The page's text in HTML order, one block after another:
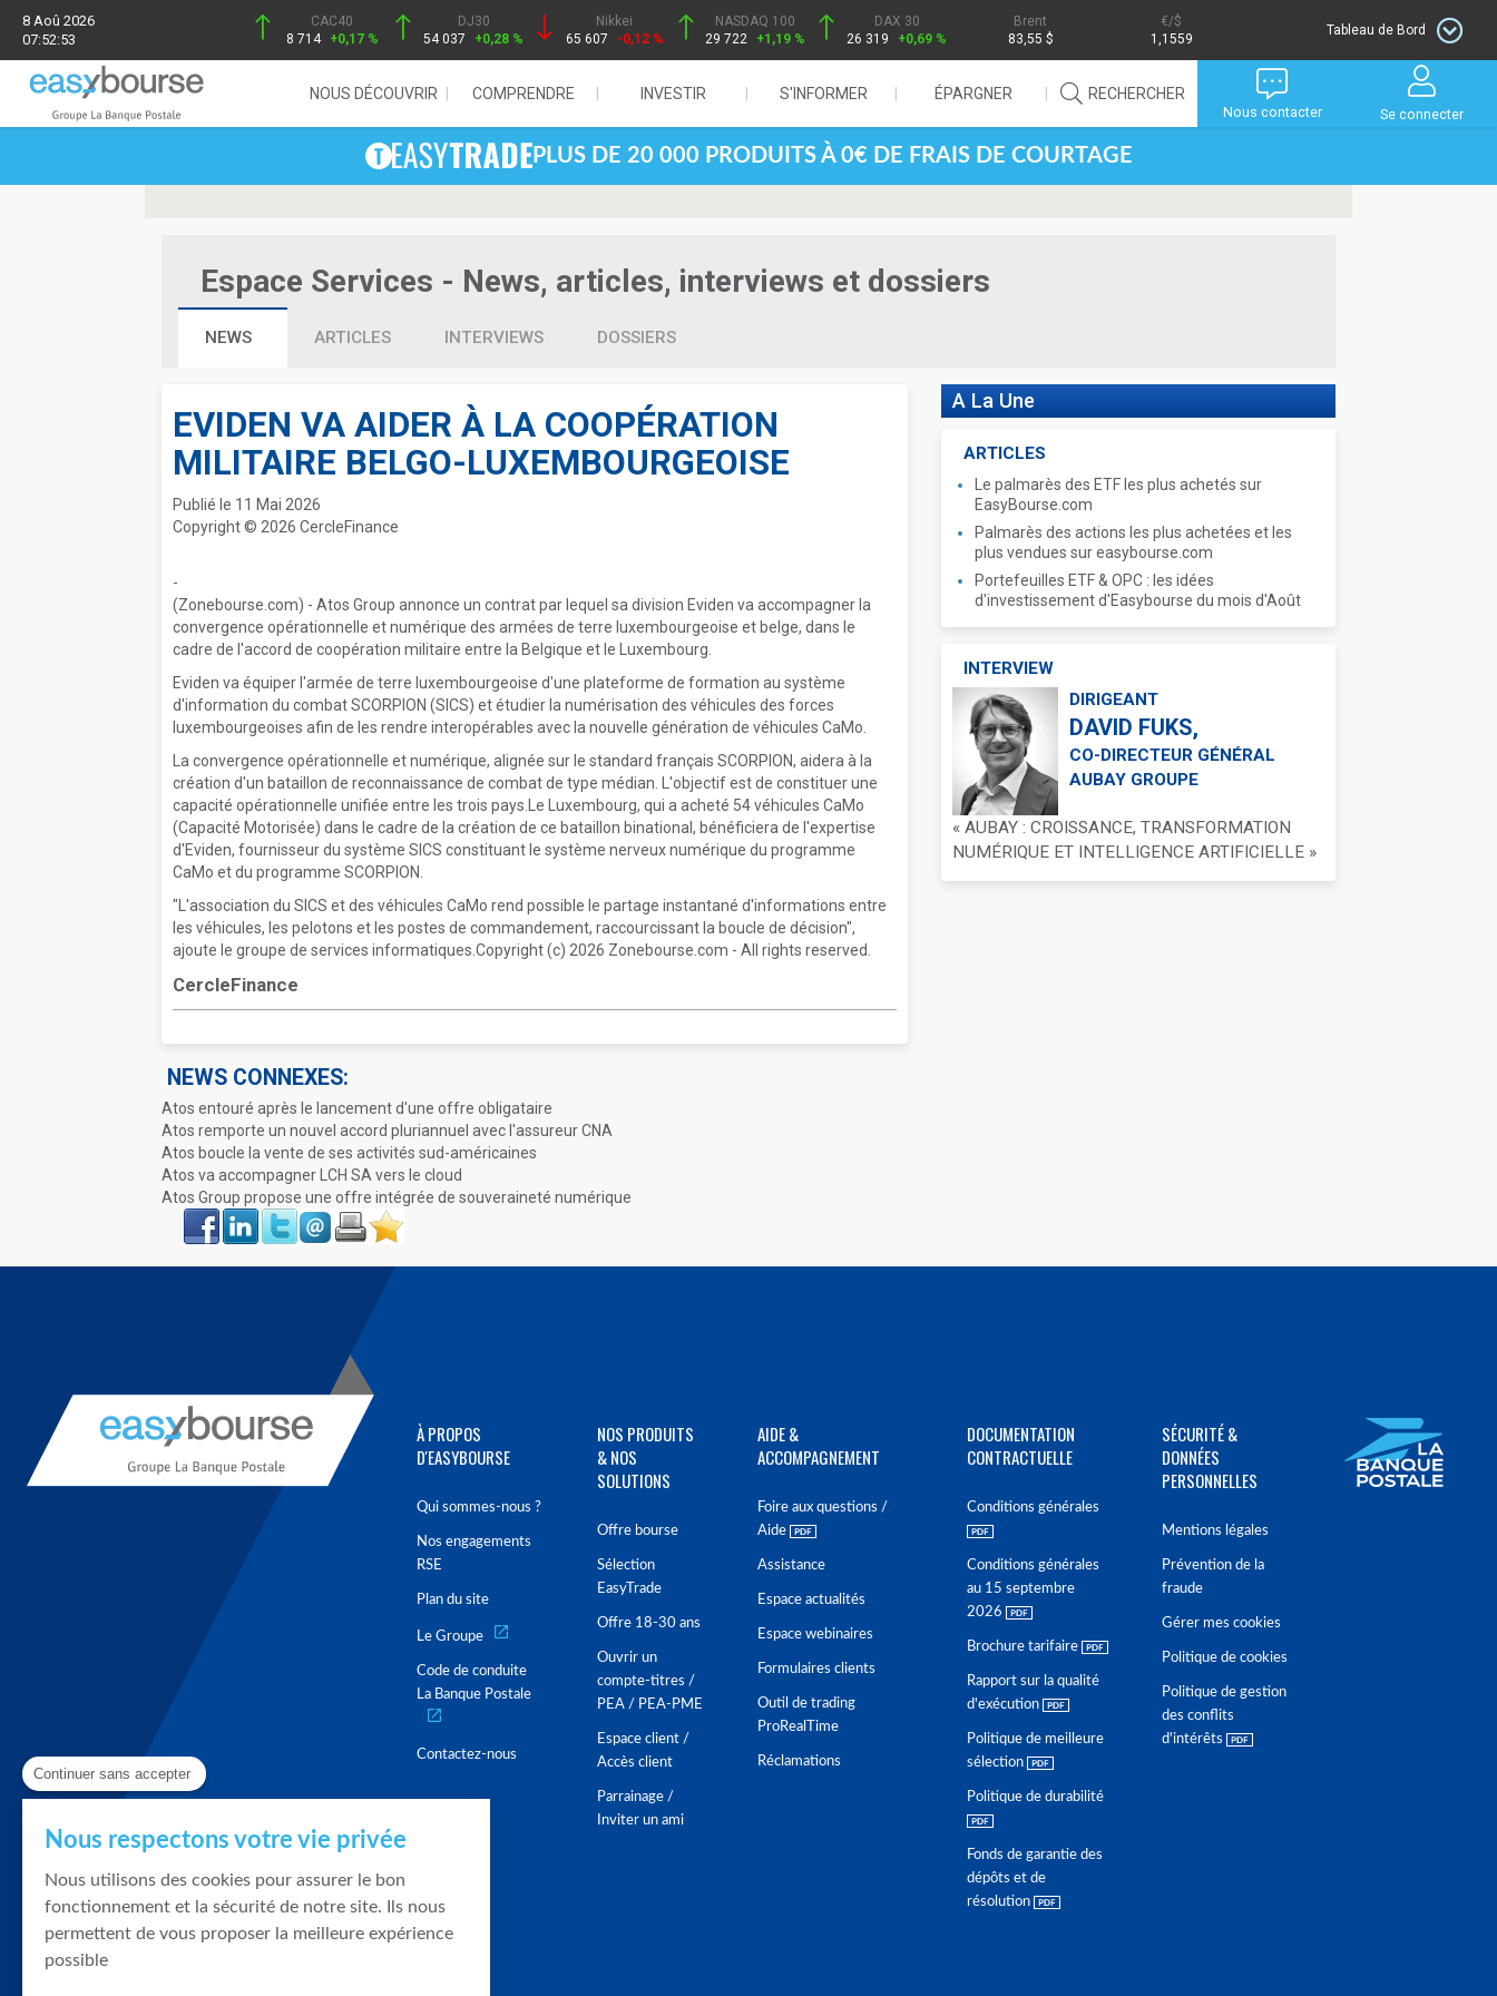
8 Aoû 2026
07:52:53
CAC40
8 714 +0,17 %
DJ30
54 037
+0,28 %
Nikkei
65 607
-0,12 %
NASDAQ 100
29 722
+1,19 %
DAX 30
26 319
+0,69 %
Brent
83,55 $
/$
1,1559
Tableau de Bord
NOUS DÉCOUVRIR COMPRENDRE INVESTIR S'INFORMER ÉPARGNER RECHERCHER
Nous contacter Se connecter
PLUS DE 20 000 PRODUITS À 0€ DE FRAIS DE COURTAGE
Espace Services - News, articles, interviews et dossiers
NEWS ARTICLES INTERVIEWS DOSSIERS
EVIDEN VA AIDER À LA COOPÉRATION
MILITAIRE BELGO-LUXEMBOURGEOISE
Publié le 11 Mai 2026
Copyright © 2026 CercleFinance
-
(Zonebourse.com) - Atos Group annonce un contrat par lequel sa division Eviden va accompagner la
convergence opérationnelle et numérique des armées de terre luxembourgeoise et belge, dans le
cadre de l'accord de coopération militaire entre la Belgique et le Luxembourg.
Eviden va équiper l'armée de terre luxembourgeoise d'une plateforme de formation au système
d'information du combat SCORPION (SICS) et étudier la numérisation des véhicules des forces
luxembourgeoises afin de les rendre interopérables avec la nouvelle génération de véhicules CaMo.
La convergence opérationnelle et numérique, alignée sur le standard français SCORPION, aidera à la
création d'un bataillon de reconnaissance de combat de type médian. L'objectif est de constituer une
capacité opérationnelle unifiée entre les trois pays.Le Luxembourg, qui a acheté 54 véhicules CaMo
(Capacité Motorisée) dans le cadre de la création de ce bataillon binational, bénéficiera de l'expertise
d'Eviden, fournisseur du système SICS constituant le système nerveux numérique du programme
CaMo et du programme SCORPION.
"L'association du SICS et des véhicules CaMo rend possible le partage instantané d'informations entre
les véhicules, les pelotons et les postes de commandement, raccourcissant la boucle de décision",
ajoute le groupe de services informatiques.Copyright (c) 2026 Zonebourse.com - All rights reserved.
CercleFinance
NEWS CONNEXES:
Atos entouré après le lancement d'une offre obligataire
Atos remporte un nouvel accord pluriannuel avec l'assureur CNA
Atos boucle la vente de ses activités sud-américaines
Atos va accompagner LCH SA vers le cloud
Atos Group propose une offre intégrée de souveraineté numérique
Face
book
LinkIn Twitter Envoyer ImprimerFavoris
A La Une
ARTICLES
Le palmarès des ETF les plus achetés sur
EasyBourse.com
Palmarès des actions les plus achetées et les
plus vendues sur easybourse.com
Portefeuilles ETF & OPC : les idées
d'investissement d'Easybourse du mois d'Août
INTERVIEW
DIRIGEANT
DAVID FUKS,
CO-DIRECTEUR GÉNÉRAL
AUBAY GROUPE
« AUBAY : CROISSANCE, TRANSFORMATION
NUMÉRIQUE ET INTELLIGENCE ARTIFICIELLE »
À PROPOS
D'EASYBOURSE
Qui sommes-nous ?
Nos engagements
RSE
Plan du site
Le Groupe
Code de conduite
La Banque Postale
Contactez-nous
NOS PRODUITS
& NOS
SOLUTIONS
Offre bourse
Sélection
EasyTrade
Offre 18-30 ans
Ouvrir un
compte-titres /
PEA / PEA-PME
Espace client /
Accès client
Parrainage /
Inviter un ami
AIDE &
ACCOMPAGNEMENT
Foire aux questions /
Aide
Assistance
Espace actualités
Espace webinaires
Formulaires clients
Outil de trading
ProRealTime
Réclamations
DOCUMENTATION
CONTRACTUELLE
Conditions générales
Conditions générales
au 15 septembre
2026
Brochure tarifaire
Rapport sur la qualité
d'exécution
Politique de meilleure
sélection
Politique de durabilité
Fonds de garantie des
dépôts et de
résolution
SÉCURITÉ &
DONNÉES
PERSONNELLES
Mentions légales
Prévention de la
fraude
Gérer mes cookies
Politique de cookies
Politique de gestion
des conflits
d'intérêts
Continuer sans accepter
Nous respectons votre vie privée
Nous utilisons des cookies pour assurer le bon
fonctionnement et la sécurité de notre site. Ils nous
permettent de vous proposer la meilleure expérience
possible